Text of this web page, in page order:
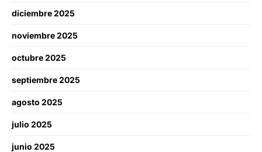
diciembre 2025
noviembre 2025
octubre 2025
septiembre 2025
agosto 2025
julio 2025
junio 2025